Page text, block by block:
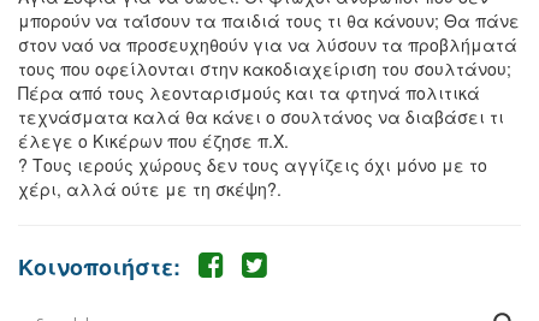
μπορούν να ταΐσουν τα παιδιά τους τι θα κάνουν; Θα πάνε
στον ναό να προσευχηθούν για να λύσουν τα προβλήματά
τους που οφείλονται στην κακοδιαχείριση του σουλτάνου;
Πέρα από τους λεονταρισμούς και τα φτηνά πολιτικά
τεχνάσματα καλά θα κάνει ο σουλτάνος να διαβάσει τι
έλεγε ο Κικέρων που έζησε π.Χ.
? Τους ιερούς χώρους δεν τους αγγίζεις όχι μόνο με το
χέρι, αλλά ούτε με τη σκέψη?.
Κοινοποιήστε: